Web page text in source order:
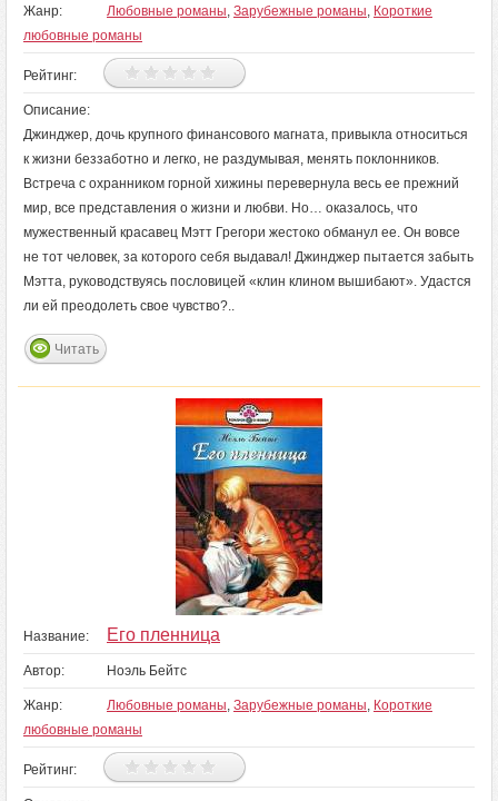
Жанр: Любовные романы, Зарубежные романы, Короткие
любовные романы
Рейтинг:
Описание:
Джинджер, дочь крупного финансового магната, привыкла относиться
к жизни беззаботно и легко, не раздумывая, менять поклонников.
Встреча с охранником горной хижины перевернула весь ее прежний
мир, все представления о жизни и любви. Но… оказалось, что
мужественный красавец Мэтт Грегори жестоко обманул ее. Он вовсе
не тот человек, за которого себя выдавал! Джинджер пытается забыть
Мэтта, руководствуясь пословицей «клин клином вышибают». Удастся
ли ей преодолеть свое чувство?..
Читать
Название: Его пленница
Автор: Ноэль Бейтс
Жанр: Любовные романы, Зарубежные романы, Короткие
любовные романы
Рейтинг: